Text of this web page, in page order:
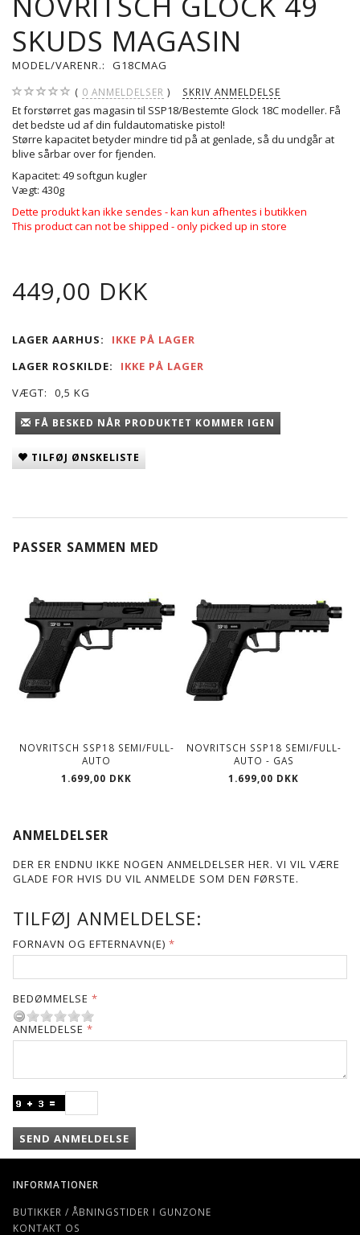
SKUDS MAGASIN
MODEL/VARENR.: G18CMAG
0 ANMELDELSER SKRIV ANMELDELSE
Et forstørret gas magasin til SSP18/Bestemte Glock 18C modeller. Få
det bedste ud af din fuldautomatiske pistol!
Større kapacitet betyder mindre tid på at genlade, så du undgår at
blive sårbar over for fjenden.
Kapacitet: 49 softgun kugler
Vægt: 430g
Dette produkt kan ikke sendes - kan kun afhentes i butikken
This product can not be shipped - only picked up in store
449,00 DKK
LAGER AARHUS:
IKKE PÅ LAGER
LAGER ROSKILDE:
IKKE PÅ LAGER
VÆGT:
0,5 KG
FÅ BESKED NÅR PRODUKTET KOMMER IGEN
TILFØJ ØNSKELISTE
PASSER SAMMEN MED
NOVRITSCH SSP18 SEMI/FULL-
AUTO
1.699,00 DKK
NOVRITSCH SSP18 SEMI/FULL-
AUTO - GAS
1.699,00 DKK
ANMELDELSER
DER ER ENDNU IKKE NOGEN ANMELDELSER HER. VI VIL VÆRE
GLADE FOR HVIS DU VIL ANMELDE SOM DEN FØRSTE.
TILFØJ ANMELDELSE:
FORNAVN OG EFTERNAVN(E)
BEDØMMELSE
ANMELDELSE
SEND ANMELDELSE
INFORMATIONER
BUTIKKER / ÅBNINGSTIDER I GUNZONE
KONTAKT OS